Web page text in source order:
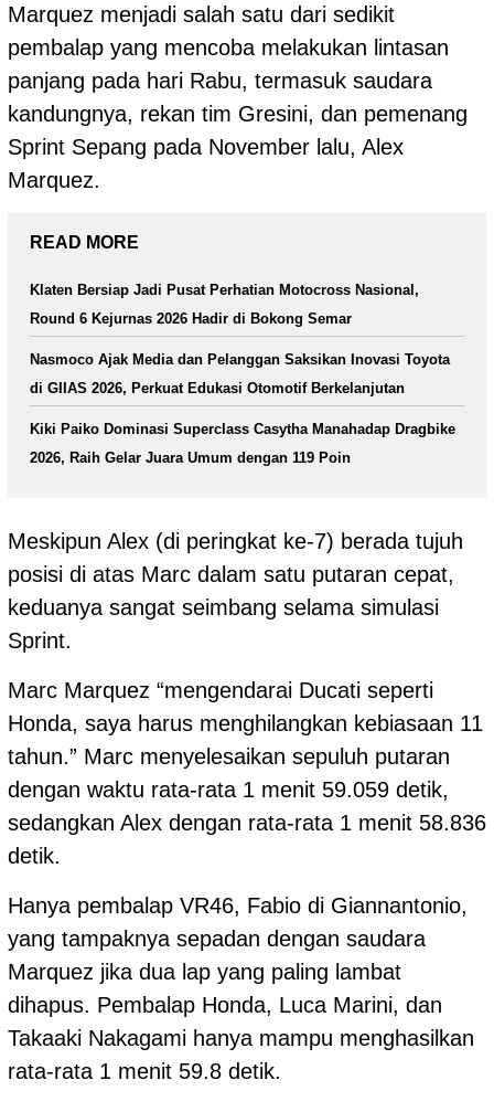
Marquez menjadi salah satu dari sedikit
pembalap yang mencoba melakukan lintasan
panjang pada hari Rabu, termasuk saudara
kandungnya, rekan tim Gresini, dan pemenang
Sprint Sepang pada November lalu, Alex
Marquez.
READ MORE
Klaten Bersiap Jadi Pusat Perhatian Motocross Nasional,
Round 6 Kejurnas 2026 Hadir di Bokong Semar
Nasmoco Ajak Media dan Pelanggan Saksikan Inovasi Toyota
di GIIAS 2026, Perkuat Edukasi Otomotif Berkelanjutan
Kiki Paiko Dominasi Superclass Casytha Manahadap Dragbike
2026, Raih Gelar Juara Umum dengan 119 Poin
Meskipun Alex (di peringkat ke-7) berada tujuh
posisi di atas Marc dalam satu putaran cepat,
keduanya sangat seimbang selama simulasi
Sprint.
Marc Marquez “mengendarai Ducati seperti
Honda, saya harus menghilangkan kebiasaan 11
tahun.” Marc menyelesaikan sepuluh putaran
dengan waktu rata-rata 1 menit 59.059 detik,
sedangkan Alex dengan rata-rata 1 menit 58.836
detik.
Hanya pembalap VR46, Fabio di Giannantonio,
yang tampaknya sepadan dengan saudara
Marquez jika dua lap yang paling lambat
dihapus. Pembalap Honda, Luca Marini, dan
Takaaki Nakagami hanya mampu menghasilkan
rata-rata 1 menit 59.8 detik.